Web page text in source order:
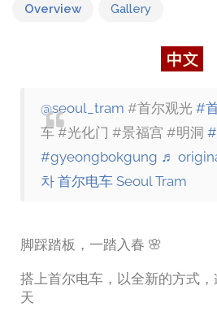
Overview Gallery
@seoul_tram #首尔观光 #
车 #光化门 #景福宫 #明洞
#gyeongbokgung ♬
차 首尔电车 Seoul Tram
脚踩踏板，一踏入春 🌸
搭上首尔电车，以全新的方式
天